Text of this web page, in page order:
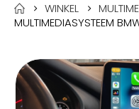
WINKEL
MULTIMEDIASYSTEEM